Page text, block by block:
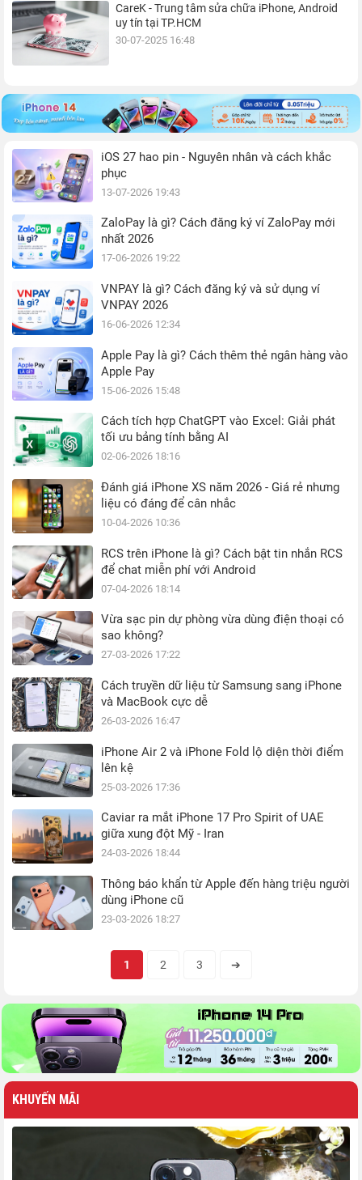
CareK - Trung tâm sửa chữa iPhone, Android
uy tín tại TP.HCM
30-07-2025 16:48
iOS 27 hao pin - Nguyên nhân và cách khắc
phục
13-07-2026 19:43
ZaloPay là gì? Cách đăng ký ví ZaloPay mới
nhất 2026
17-06-2026 19:22
VNPAY là gì? Cách đăng ký và sử dụng ví
VNPAY 2026
16-06-2026 12:34
Apple Pay là gì? Cách thêm thẻ ngân hàng vào
Apple Pay
15-06-2026 15:48
Cách tích hợp ChatGPT vào Excel: Giải phát
tối ưu bảng tính bằng AI
02-06-2026 18:16
Đánh giá iPhone XS năm 2026 - Giá rẻ nhưng
liệu có đáng để cân nhắc
10-04-2026 10:36
RCS trên iPhone là gì? Cách bật tin nhắn RCS
để chat miễn phí với Android
07-04-2026 18:14
Vừa sạc pin dự phòng vừa dùng điện thoại có
sao không?
27-03-2026 17:22
Cách truyền dữ liệu từ Samsung sang iPhone
và MacBook cực dễ
26-03-2026 16:47
iPhone Air 2 và iPhone Fold lộ diện thời điểm
lên kệ
25-03-2026 17:36
Caviar ra mắt iPhone 17 Pro Spirit of UAE
giữa xung đột Mỹ - Iran
24-03-2026 18:44
Thông báo khẩn từ Apple đến hàng triệu người
dùng iPhone cũ
23-03-2026 18:27
1 2 3 ➔
KHUYẾN MÃI